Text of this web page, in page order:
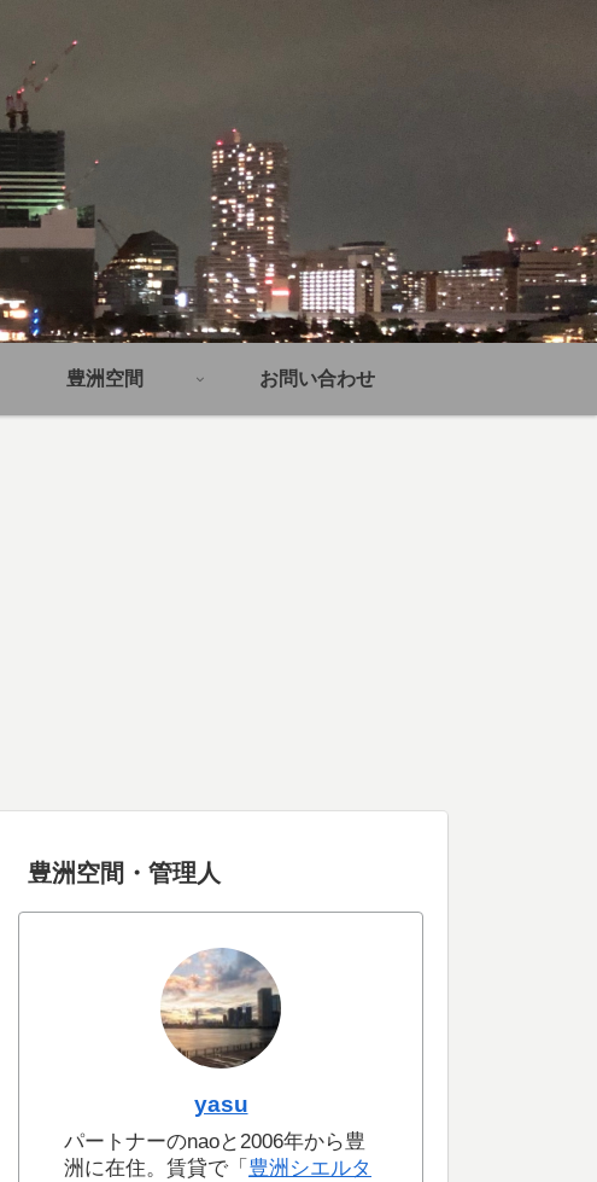
豊洲空間 お問い合わせ
豊洲空間・管理人
yasu
パートナーのnaoと2006年から豊
洲に在住。賃貸で「 豊洲シエルタ